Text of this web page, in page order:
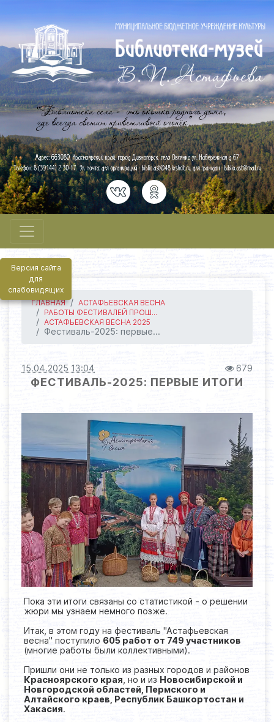
Версия сайта
для
слабовидящих
ГЛАВНАЯ
АСТАФЬЕВСКАЯ ВЕСНА
РАБОТЫ ФЕСТИВАЛЕЙ ПРОШ...
АСТАФЬЕВСКАЯ ВЕСНА 2025
Фестиваль-2025: первые...
15.04.2025 13:04 679
ФЕСТИВАЛЬ-2025: ПЕРВЫЕ ИТОГИ
Пока эти итоги связаны со статистикой - о решении
жюри мы узнаем немного позже.
Итак, в этом году на фестиваль "Астафьевская
весна" поступило 605 работ от 749 участников
(многие работы были коллективными).
Пришли они не только из разных городов и районов
Красноярского края , но и из Новосибирской и
Новгородской областей, Пермского и
Алтайского краев, Республик Башкортостан и
Хакасия.